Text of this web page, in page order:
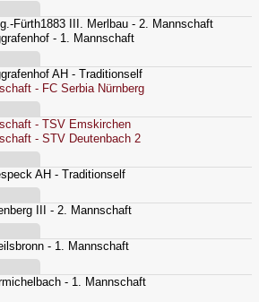
Fürth1883 III. Merlbau - 2. Mannschaft
- 1. Mannschaft
AH - Traditionself
- FC Serbia Nürnberg
- TSV Emskirchen
- STV Deutenbach 2
AH - Traditionself
III - 2. Mannschaft
- 1. Mannschaft
- 1. Mannschaft